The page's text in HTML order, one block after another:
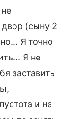
двор (сыну 2
Я точно
Я не
заставить
и на